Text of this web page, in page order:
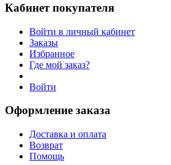
Кабинет покупателя
Войти в личный кабинет
Заказы
Избранное
Где мой заказ?
Войти
Оформление заказа
Доставка и оплата
Возврат
Помощь